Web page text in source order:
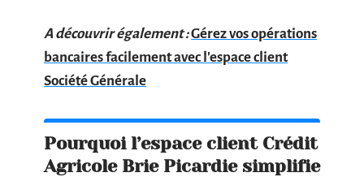
A découvrir également :Gérez vos opérations
bancaires facilement avec l'espace client
Société Générale
Pourquoi l’espace client Crédit
Agricole Brie Picardie simplifie